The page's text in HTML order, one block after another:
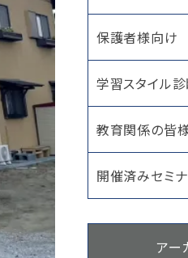
保護者様向け
学習スタイル
教育関係の皆
開催済みセミ
アー